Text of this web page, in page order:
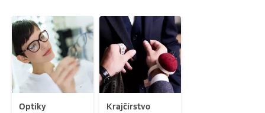
Optiky Krajčírstvo